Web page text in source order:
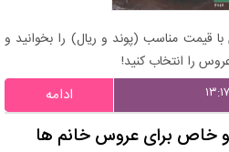
مناسب (پوند و ریال) را بخوانید و
را انتخاب کنید!
ادامه
خاص برای عروس خانم ها